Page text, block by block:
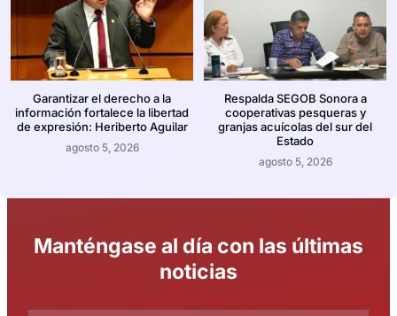
Garantizar el derecho a la
información fortalece la libertad
de expresión: Heriberto Aguilar
agosto 5, 2026
Respalda SEGOB Sonora a
cooperativas pesqueras y
granjas acuícolas del sur del
Estado
agosto 5, 2026
Manténgase al día con las últimas
noticias